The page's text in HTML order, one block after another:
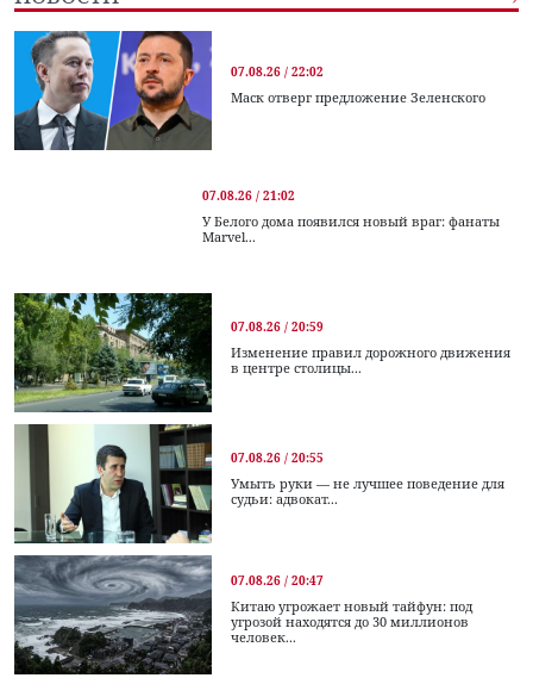
07.08.26 / 22:02
Маск отверг предложение Зеленского
07.08.26 / 21:02
У Белого дома появился новый враг: фанаты
Marvel...
07.08.26 / 20:59
Изменение правил дорожного движения
в центре столицы...
07.08.26 / 20:55
Умыть руки — не лучшее поведение для
судьи: адвокат...
07.08.26 / 20:47
Китаю угрожает новый тайфун: под
угрозой находятся до 30 миллионов
человек...